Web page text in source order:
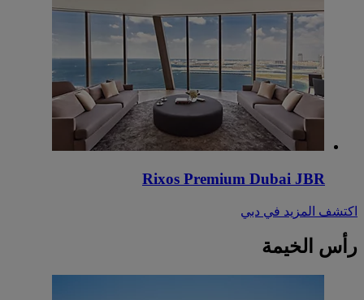
Rixos Premium Dubai JBR
اكتشف المزيد في دبي
رأس الخيمة